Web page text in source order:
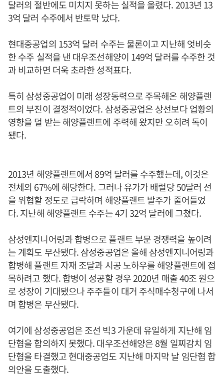
달러의 절반에도 미치지 못하는 실적을 올렸다. 2013년 13
3억 달러 수주에서 반토막 났다.
현대중공업의 153억 달러 수주는 물론이고 지난해 엇비슷
한 수주 실적을 낸 대우조선해양이 149억 달러를 수주한 것
과 비교하면 더욱 초라한 성적표다.
특히 삼성중공업이 미래 성장동력으로 주목해온 해양플랜
트의 부진이 결정적이었다. 삼성중공업은 상선보다 업황의
영향을 덜 받는 해양플랜트에 주력해 왔지만 오히려 독이
됐다.
2013년 해양플랜트에서 89억 달러를 수주했는데, 이것은
전체의 67%에 해당한다. 그러나 유가가 배럴당 50달러 선
을 위협할 정도로 급락하며 해양플랜트 발주가 줄어들었
다. 지난해 해양플랜트 수주는 4기 32억 달러에 그쳤다.
삼성엔지니어링과 합병으로 플랜트 부문 경쟁력을 높이려
는 계획도 무산됐다. 삼성중공업은 올해 삼성엔지니어링과
합병해 플랜트 자재 조달과 시공 노하우를 해양플랜트에 접
목하려고 했다. 합병이 성공할 경우 2020년 매출 40조 원으
로 성장이 기대됐으나 주주들이 대거 주식매수청구에 나서
며 합병은 무산됐다.
여기에 삼성중공업은 조선 빅3 가운데 유일하게 지난해 임
단협을 합의하지 못했다. 대우조선해양은 8월 일찌감치 임
단협을 타결했고 현대중공업도 지난해 마지막 날 임단협 합
의안을 도출했다.